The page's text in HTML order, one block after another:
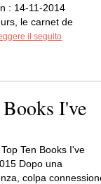
: 14-11-2014
le carnet de
il seguito
Books I've
Ten Books I've
Dopo una
colpa